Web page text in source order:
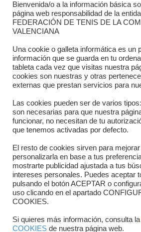
Contacto
Dónde estamos
Directorio
Horario
Formulario de
Copyright © 2025 FTCV
Bienvenida/o a la información básica
página web responsabilidad de la
FEDERACIÓN DE TENIS DE LA
VALENCIANA
Una cookie o galleta informática es un
información que se guarda en tu
tableta cada vez que visitas nuestra
cookies son nuestras y otras
externas que prestan servicios para
Las cookies pueden ser de varios
son necesarias para que nuestra
funcionar, no necesitan de tu
que tenemos activadas por defecto.
El resto de cookies sirven para
personalizarla en base a tus
mostrarte publicidad ajustada a tus
intereses personales. Puedes aceptar
pulsando el botón ACEPTAR o
uso clicando en el apartado
COOKIES.
Si quieres más información, consulta la
COOKIES de nuestra página web.